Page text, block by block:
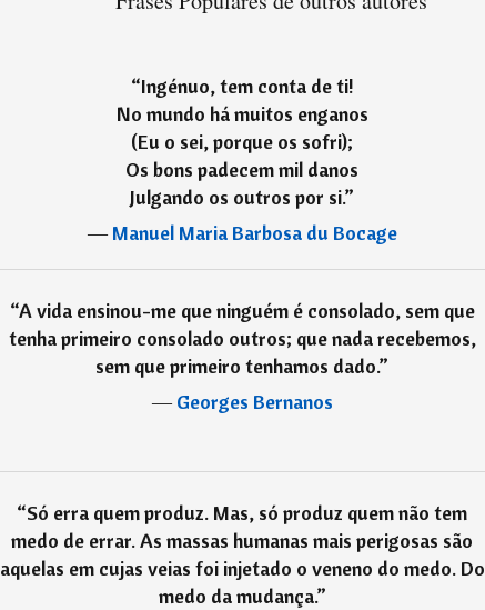
“Ingénuo, tem conta de ti!
No mundo há muitos enganos
(Eu o sei, porque os sofri);
Os bons padecem mil danos
Julgando os outros por si.”
―Manuel Maria Barbosa du Bocage
“A vida ensinou-me que ninguém é consolado, sem que
tenha primeiro consolado outros; que nada recebemos,
sem que primeiro tenhamos dado.”
―Georges Bernanos
“Só erra quem produz. Mas, só produz quem não tem
medo de errar. As massas humanas mais perigosas são
aquelas em cujas veias foi injetado o veneno do medo. Do
medo da mudança.”